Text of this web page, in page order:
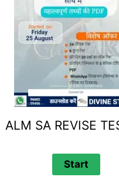
ALM SA REVISE